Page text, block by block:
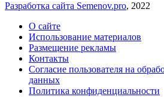
Разработка сайта Semenov.pro, 2022
О сайте
Использование материалов
Размещение рекламы
Контакты
Согласие пользователя на
данных
Политика конфиденциальности